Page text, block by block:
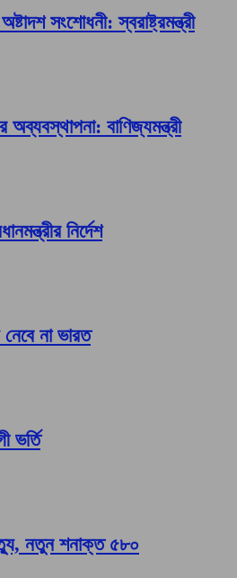
সংশোধনী: স্বরাষ্ট্রমন্ত্রী
বাণিজ্যমন্ত্রী
নির্দেশ
নেবে না ভারত
ভর্তি
নতুন শনাক্ত ৫৮০